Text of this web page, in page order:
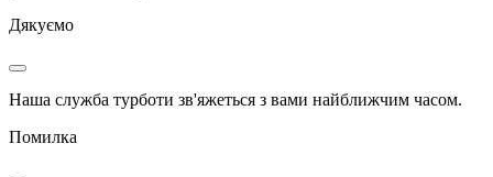
Дякуємо
Наша служба турботи зв'яжеться з вами найближчим часом.
Помилка